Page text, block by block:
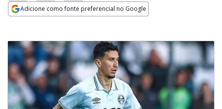
Adicione como fonte preferencial no Google